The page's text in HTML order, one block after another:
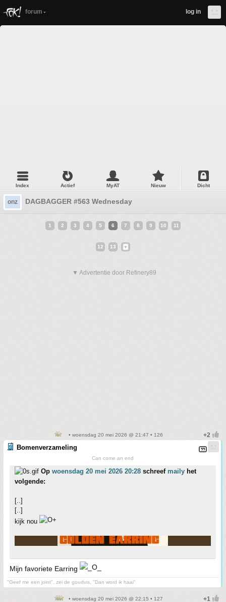
forum log in
Index Actief MyAT Nieuw Dicht
onz DAGBAGGER #563 Wednesday
1 2 3 4 5 6 7 8 9 10 11
12 13
▼ Advertentie door Refinery89
• woensdag 20 mei 2026 @ 21:47 • 126
Bomenverzameling
Can come an end
Op woensdag 20 mei 2026 20:28 schreef maily het
volgende:
[..]
[..]
kijk nou
Mijn favoriete Earring
"Geef me een joint", zei de goudvis, "Dan word ik haai"
• woensdag 20 mei 2026 @ 22:15 • 127